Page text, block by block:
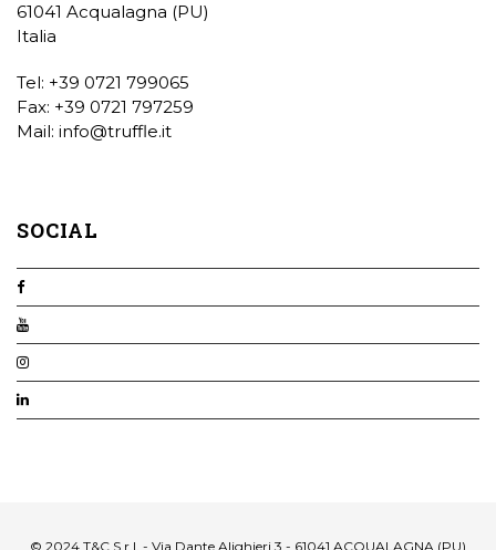
61041 Acqualagna (PU)
Italia
Tel: +39 0721 799065
Fax: +39 0721 797259
Mail: info@truffle.it
SOCIAL
© 2024 T&C S.r.l. - Via Dante Alighieri 3 - 61041 ACQUALAGNA (PU)